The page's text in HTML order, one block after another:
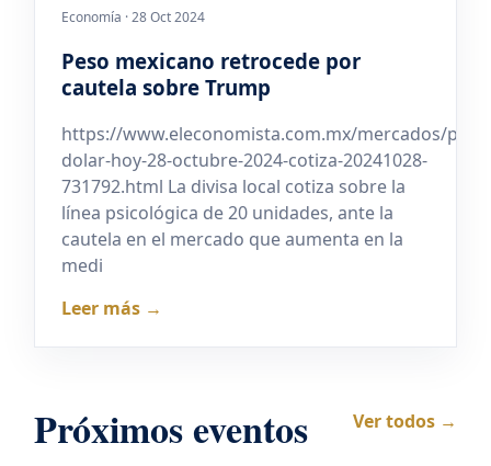
Economía · 28 Oct 2024
Peso mexicano retrocede por
cautela sobre Trump
https://www.eleconomista.com.mx/mercados/
dolar-hoy-28-octubre-2024-cotiza-20241028-
731792.html La divisa local cotiza sobre la
línea psicológica de 20 unidades, ante la
cautela en el mercado que aumenta en la
medi
Leer más →
Próximos eventos Ver todos →